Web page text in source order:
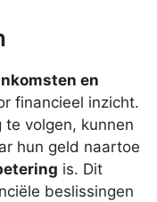
en
financieel inzicht.
te volgen, kunnen
hun geld naartoe
is. Dit
beslissingen